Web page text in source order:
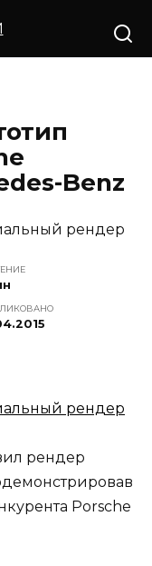
Benz
рендер
Porsche